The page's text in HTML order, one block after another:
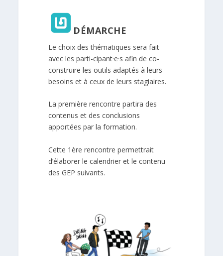
DÉMARCHE
Le choix des thématiques sera fait
avec les parti-cipant·e·s afin de co-
construire les outils adaptés à leurs
besoins et à ceux de leurs stagiaires.
La première rencontre partira des
contenus et des conclusions
apportées par la formation.
Cette 1ère rencontre permettrait
d’élaborer le calendrier et le contenu
des GEP suivants.